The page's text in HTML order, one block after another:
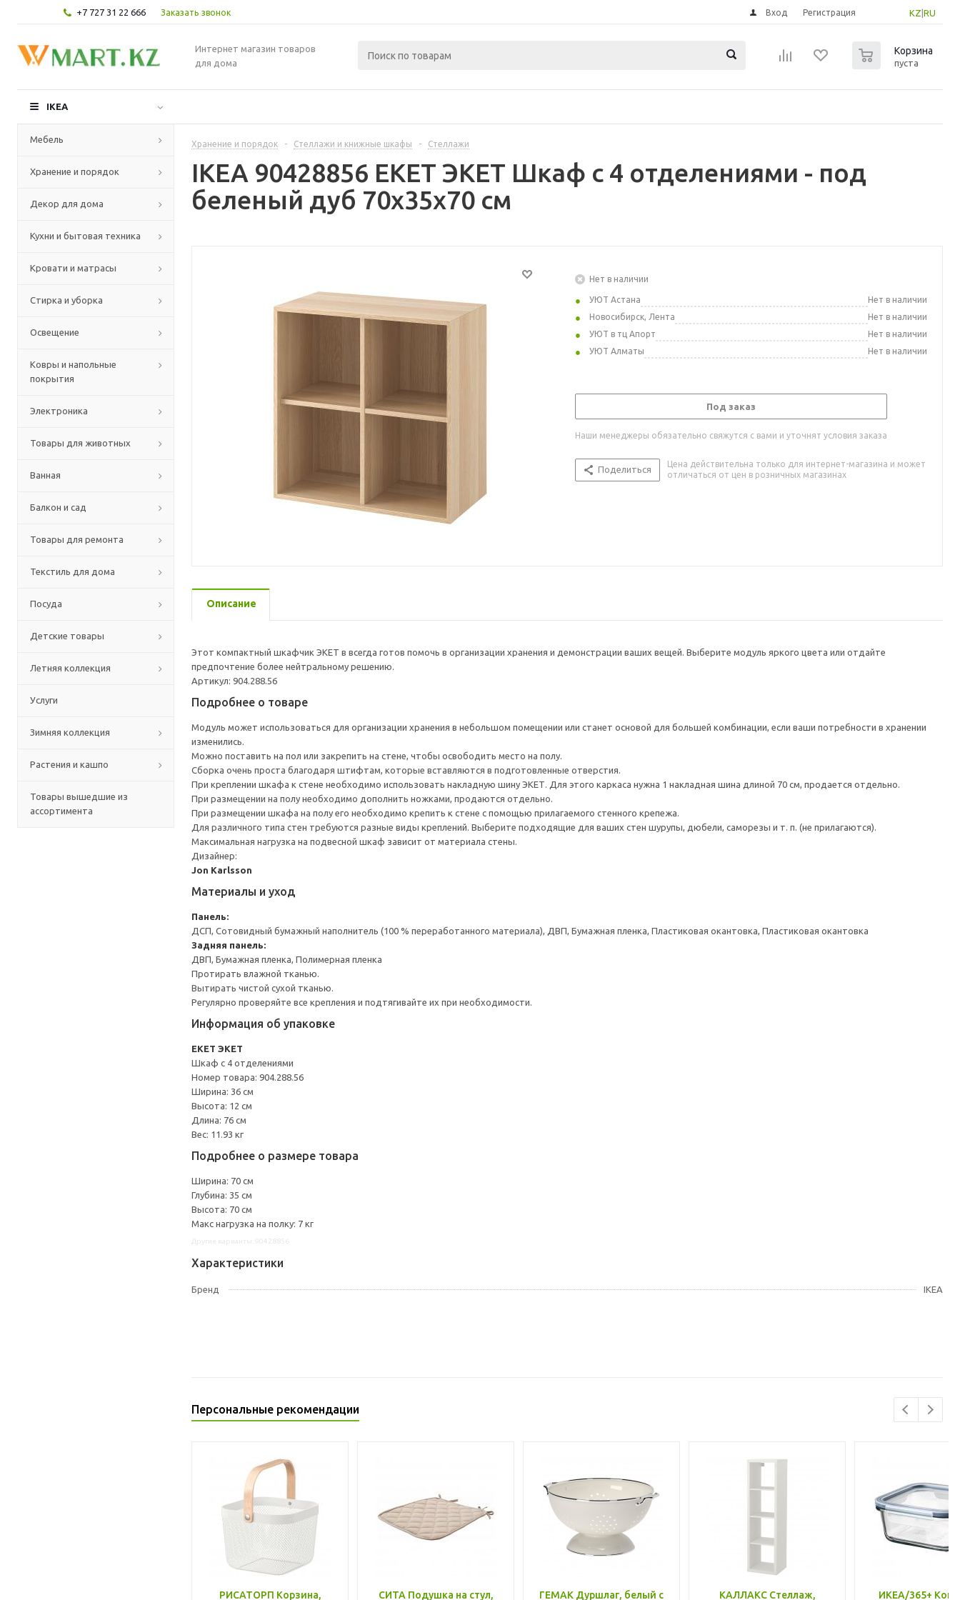
+7 727 31 22 666 Заказать звонок KZ RU
Вход Регистрация
Интернет магазин товаров
для дома
Корзина
пуста
IKEA
Мебель
Хранение и порядок
Декор для дома
Кухни и бытовая техника
Кровати и матрасы
Стирка и уборка
Освещение
Ковры и напольные
покрытия
Электроника
Товары для животных
Ванная
Балкон и сад
Товары для ремонта
Текстиль для дома
Посуда
Детские товары
Летняя коллекция
Услуги
Зимняя коллекция
Растения и кашпо
Товары вышедшие из
ассортимента
Хранение и порядок - Стеллажи и книжные шкафы - Стеллажи
IKEA 90428856 EKET ЭКЕТ Шкаф с 4 отделениями - под
беленый дуб 70x35x70 см
Нет в наличии
УЮТ Астана
Нет в наличии
Новосибирск, Лента
Нет в наличии
УЮТ в тц Апорт
Нет в наличии
УЮТ Алматы
Нет в наличии
Под заказ
Наши менеджеры обязательно свяжутся с вами и уточнят условия заказа
Поделиться
Цена действительна только для интернет-магазина и может
отличаться от цен в розничных магазинах
Описание
Этот компактный шкафчик ЭКЕТ в всегда готов помочь в организации хранения и демонстрации ваших вещей. Выберите модуль яркого цвета или отдайте
предпочтение более нейтральному решению.
Артикул: 904.288.56
Подробнее о товаре
Модуль может использоваться для организации хранения в небольшом помещении или станет основой для большей комбинации, если ваши потребности в хранении
изменились.
Можно поставить на пол или закрепить на стене, чтобы освободить место на полу.
Сборка очень проста благодаря штифтам, которые вставляются в подготовленные отверстия.
При креплении шкафа к стене необходимо использовать накладную шину ЭКЕТ. Для этого каркаса нужна 1 накладная шина длиной 70 см, продается отдельно.
При размещении на полу необходимо дополнить ножками, продаются отдельно.
При размещении шкафа на полу его необходимо крепить к стене с помощью прилагаемого стенного крепежа.
Для различного типа стен требуются разные виды креплений. Выберите подходящие для ваших стен шурупы, дюбели, саморезы и т. п. (не прилагаются).
Максимальная нагрузка на подвесной шкаф зависит от материала стены.
Дизайнер:
Jon Karlsson
Материалы и уход
Панель:
ДСП, Сотовидный бумажный наполнитель (100 % переработанного материала), ДВП, Бумажная пленка, Пластиковая окантовка, Пластиковая окантовка
Задняя панель:
ДВП, Бумажная пленка, Полимерная пленка
Протирать влажной тканью.
Вытирать чистой сухой тканью.
Регулярно проверяйте все крепления и подтягивайте их при необходимости.
Информация об упаковке
EKET ЭКЕТ
Шкаф с 4 отделениями
Номер товара: 904.288.56
Ширина: 36 см
Высота: 12 см
Длина: 76 см
Вес: 11.93 кг
Подробнее о размере товара
Ширина: 70 см
Глубина: 35 см
Высота: 70 см
Макс нагрузка на полку: 7 кг
Характеристики
Бренд IKEA
Персональные рекомендации
РИСАТОРП Корзина,
СИТА Подушка на стул,
ГЕМАК Дуршлаг, белый с
КАЛЛАКС Стеллаж,
ИКЕА/365+